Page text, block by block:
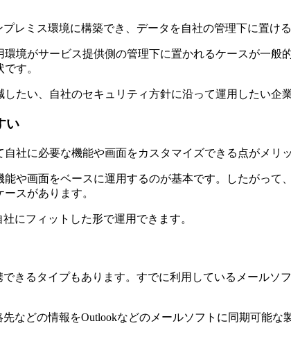
レミス環境に構築でき、データを自社の管理下に置ける
境がサービス提供側の管理下に置かれるケースが一
す。
たい、自社のセキュリティ方針に沿って運用したい企
い
社に必要な機能や画面をカスタマイズできる点がメリッ
や画面をベースに運用するのが基本です。したがっ
スがあります。
にフィットした形で運用できます。
きるタイプもあります。すでに利用しているメール
などの情報をOutlookなどのメールソフトに同期可能な